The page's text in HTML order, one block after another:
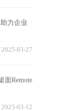
力企业
2025-03-27
面Remote
2025-03-12